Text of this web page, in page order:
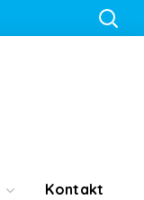
Kontakt